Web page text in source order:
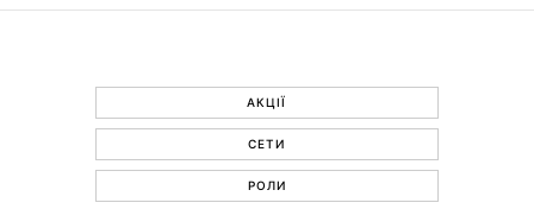
АКЦІЇ
СЕТИ
РОЛИ